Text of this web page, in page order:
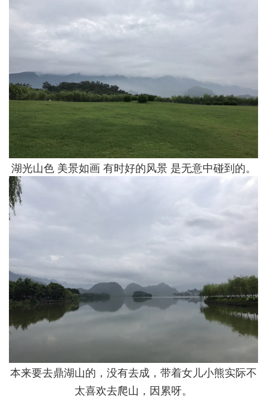
湖光山色 美景如画 有时好的风景 是无意中碰到的。
本来要去鼎湖山的，没有去成，带着女儿小熊实际不
太喜欢去爬山，因累呀。